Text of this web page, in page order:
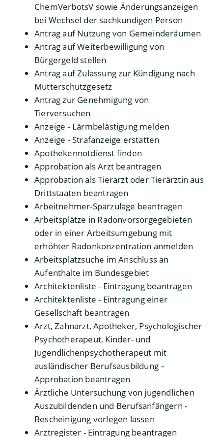
ChemVerbotsV sowie Änderungsanzeigen
bei Wechsel der sachkundigen Person
Antrag auf Nutzung von Gemeinderäumen
Antrag auf Weiterbewilligung von
Bürgergeld stellen
Antrag auf Zulassung zur Kündigung nach
Mutterschutzgesetz
Antrag zur Genehmigung von
Tierversuchen
Anzeige - Lärmbelästigung melden
Anzeige - Strafanzeige erstatten
Apothekennotdienst finden
Approbation als Arzt beantragen
Approbation als Tierarzt oder Tierärztin aus
Drittstaaten beantragen
Arbeitnehmer-Sparzulage beantragen
Arbeitsplätze in Radonvorsorgegebieten
oder in einer Arbeitsumgebung mit
erhöhter Radonkonzentration anmelden
Arbeitsplatzsuche im Anschluss an
Aufenthalte im Bundesgebiet
Architektenliste - Eintragung beantragen
Architektenliste - Eintragung einer
Gesellschaft beantragen
Arzt, Zahnarzt, Apotheker, Psychologischer
Psychotherapeut, Kinder- und
Jugendlichenpsychotherapeut mit
ausländischer Berufsausbildung –
Approbation beantragen
Ärztliche Untersuchung von jugendlichen
Auszubildenden und Berufsanfängern -
Bescheinigung vorlegen lassen
Arztregister - Eintragung beantragen